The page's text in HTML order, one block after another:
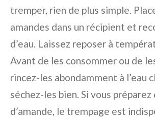
tremper, rien de plus simple.
amandes dans un récipient et
d’eau. Laissez reposer à
Avant de les consommer ou de
rincez-les abondamment à l’eau
séchez-les bien. Si vous préparez
d’amande, le trempage est